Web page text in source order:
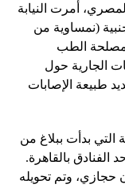
أمرت النيابة
(نمساوية من
الطب
الجارية حول
طبيعة الإصابات
التي بدأت ببلاغ من
الفنادق بالقاهرة.
حجازي، وتم تحويله